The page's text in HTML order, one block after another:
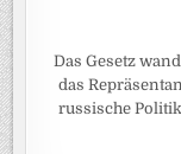
Das Gesetz
das
russische